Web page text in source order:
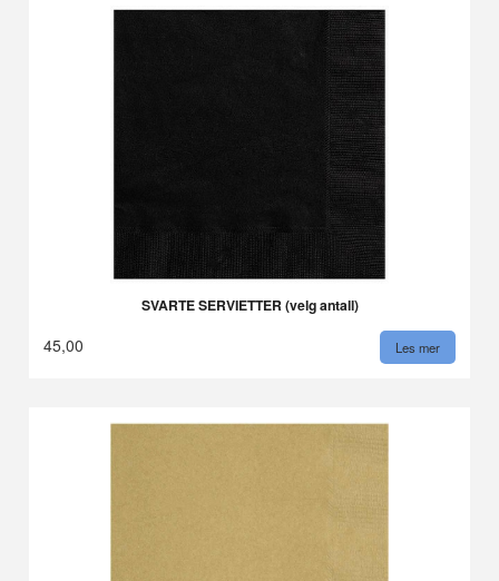
SVARTE SERVIETTER (velg antall)
45,00 Les mer